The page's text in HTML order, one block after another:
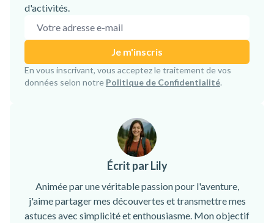
d'activités.
Adresse e-mail
Je m'inscris
Inscription confirmée !
En vous inscrivant, vous acceptez le traitement de vos
données selon notre Politique de Confidentialité.
Écrit par Lily
Animée par une véritable passion pour l'aventure,
j'aime partager mes découvertes et transmettre mes
astuces avec simplicité et enthousiasme. Mon objectif